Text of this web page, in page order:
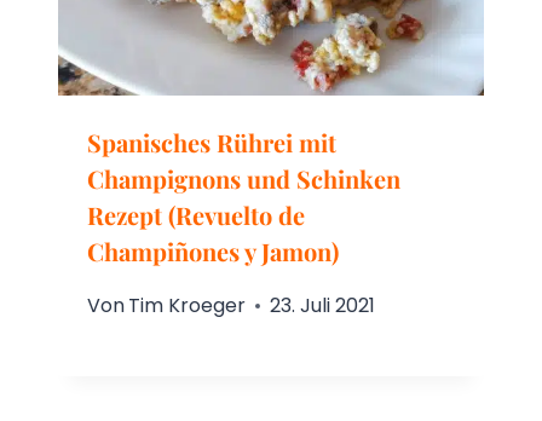
Spanisches Rührei mit
Champignons und Schinken
Rezept (Revuelto de
Champiñones y Jamon)
VonTim Kroeger 23. Juli 2021